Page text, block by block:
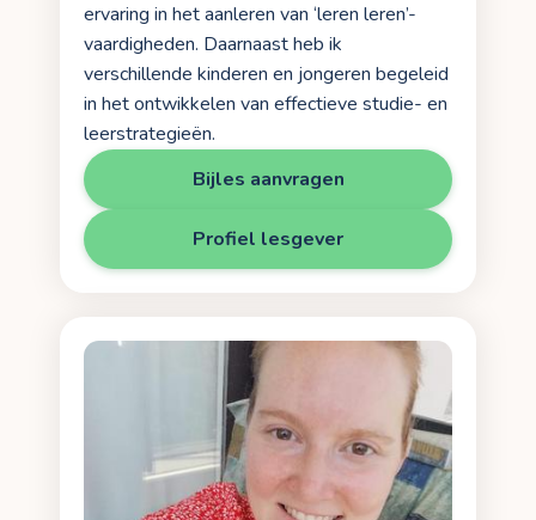
ervaring in het aanleren van ‘leren leren’-
vaardigheden. Daarnaast heb ik
verschillende kinderen en jongeren begeleid
in het ontwikkelen van effectieve studie- en
leerstrategieën.
Bijles aanvragen
Profiel lesgever